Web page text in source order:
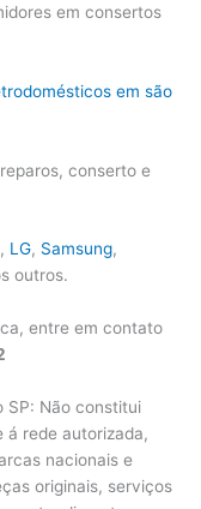
em consertos
conserto e
, LG, Samsung,
outros.
entre em contato
SP: Não constitui
rede autorizada,
nacionais e
originais, serviços